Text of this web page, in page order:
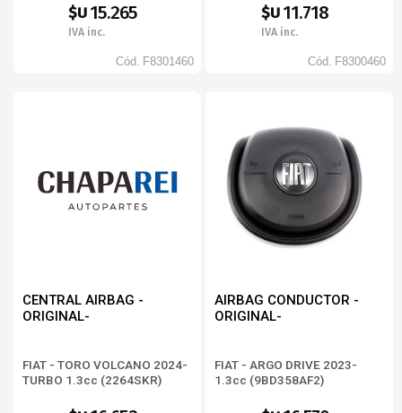
$U15.265
IVA inc.
Cód. F8301460
$U11.718
IVA inc.
Cód. F8300460
CENTRAL AIRBAG -
ORIGINAL-
FIAT - TORO VOLCANO 2024-
TURBO 1.3cc (2264SKR)
AIRBAG CONDUCTOR -
ORIGINAL-
FIAT - ARGO DRIVE 2023-
1.3cc (9BD358AF2)